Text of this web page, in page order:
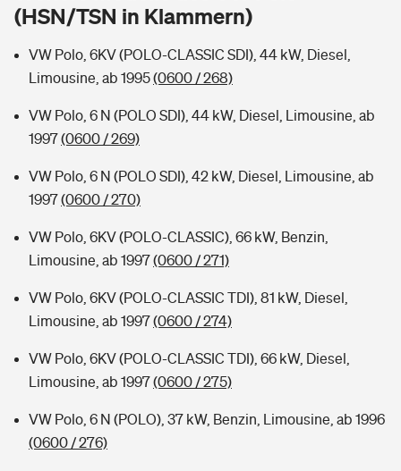
Sie haben Fragen?
Zur Übersicht
Kinderunfall-Check: Mehr Sicherheit für deine Kids
Typklassen: So ist Ihr Auto eingestuft
Sie haben Fragen?
Rentenrechner: Wie viel Geld bekomme ich im Alter?
(HSN/TSN in Klammern)
VW Polo, 6KV (POLO-CLASSIC SDI), 44 kW, Diesel,
Limousine, ab 1995(0600 / 268)
VW Polo, 6 N (POLO SDI), 44 kW, Diesel, Limousine, ab
1997(0600 / 269)
VW Polo, 6 N (POLO SDI), 42 kW, Diesel, Limousine, ab
1997(0600 / 270)
VW Polo, 6KV (POLO-CLASSIC), 66 kW, Benzin,
Limousine, ab 1997(0600 / 271)
VW Polo, 6KV (POLO-CLASSIC TDI), 81 kW, Diesel,
Limousine, ab 1997(0600 / 274)
VW Polo, 6KV (POLO-CLASSIC TDI), 66 kW, Diesel,
Limousine, ab 1997(0600 / 275)
VW Polo, 6 N (POLO), 37 kW, Benzin, Limousine, ab 1996
(0600 / 276)